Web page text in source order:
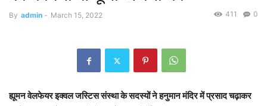
By admin - March 15, 2022 0
411
ह्यूमन वेलफेयर इक्वल जस्टिस संस्था के सदस्यों ने हनुमान मंदिर में प्रसाद चढ़ाकर